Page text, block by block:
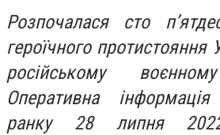
Розпочалася сто
героїчного протистояння
російському
Оперативна
ранку 28 липня